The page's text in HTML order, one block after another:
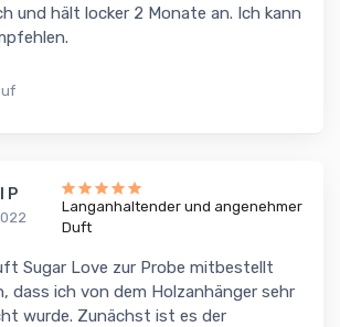
und hält locker 2 Monate an. Ich kann
P
Langanhaltender und angenehmer
Duft
Sugar Love zur Probe mitbestellt
dass ich von dem Holzanhänger sehr
wurde. Zunächst ist es der